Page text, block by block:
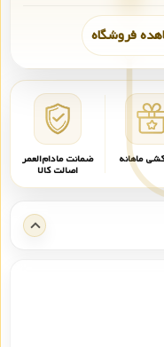
فروشگاه
ماهانه ضمانت مادام‌العمر
اصالت کالا